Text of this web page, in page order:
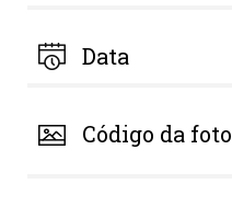
Data
Código da foto